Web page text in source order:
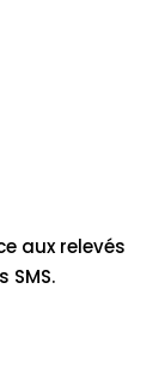
aux relevés